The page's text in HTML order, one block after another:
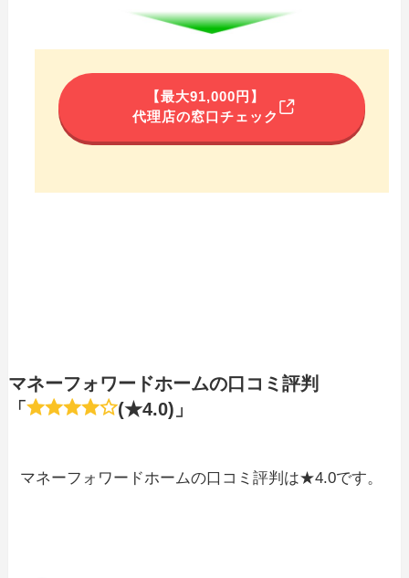
【最大91,000円】
代理店の窓口チェック
マネーフォワードホームの口コミ評判
「
(★4.0)」
マネーフォワードホームの口コミ評判は★4.0です。